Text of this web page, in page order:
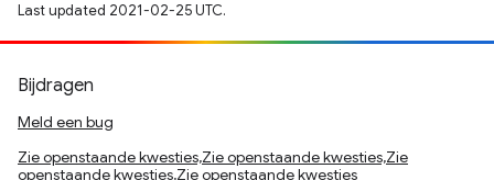
Last updated 2021-02-25 UTC.
Bijdragen
Meld een bug
Zie openstaande kwesties,Zie openstaande kwesties,Zie
openstaande kwesties,Zie openstaande kwesties